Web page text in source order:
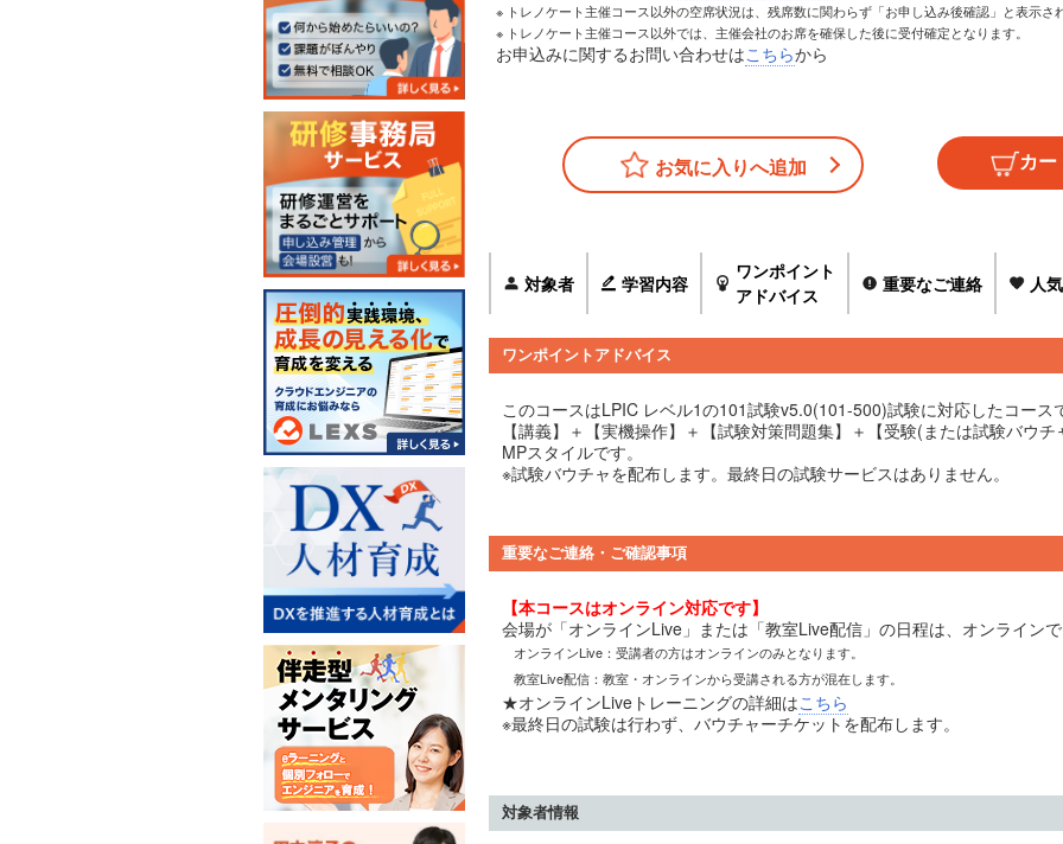
※ トレノケート主催コース以外の空席状況は、残席数に関わらず「お申し込み後確認」と表示さ
※ トレノケート主催コース以外では、主催会社のお席を確保した後に受付確定となります。
お申込みに関するお問い合わせはこちらから
お気に入りへ追加
対象者 学習内容
ワンポイント
アドバイス
重要なご連絡 人
ワンポイントアドバイス
このコースはLPIC レベル1の101試験v5.0(101-500)試験に対応したコース
【講義】＋【実機操作】＋【試験対策問題集】＋【受験(または試験バウ
MPスタイルです。
※試験バウチャを配布します。最終日の試験サービスはありません。
重要なご連絡・ご確認事項
【本コースはオンライン対応です】
会場が「オンラインLive」または「教室Live配信」の日程は、オンライン
オンラインLive：受講者の方はオンラインのみとなります。
教室Live配信：教室・オンラインから受講される方が混在します。
★オンラインLiveトレーニングの詳細はこちら
※最終日の試験は行わず、バウチャーチケットを配布します。
対象者情報